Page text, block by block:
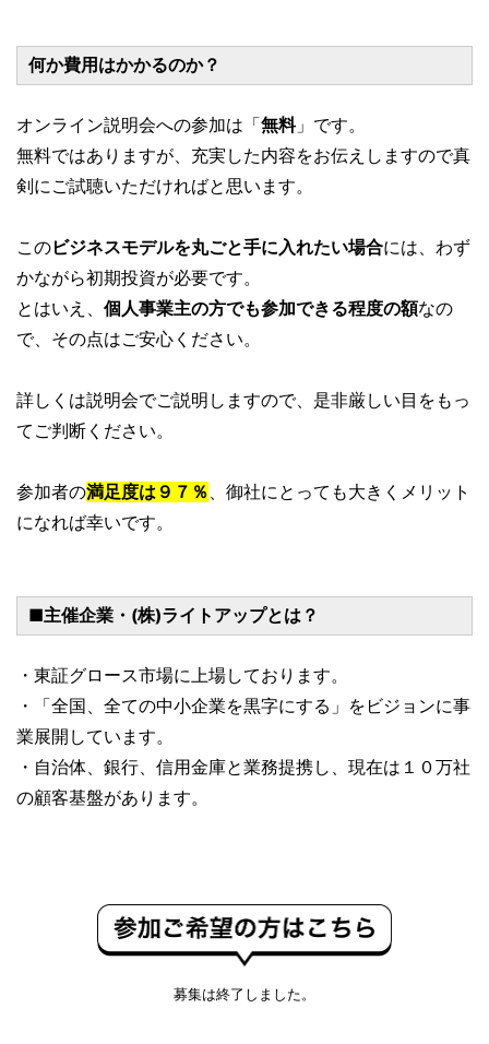
何か費用はかかるのか？
オンライン説明会への参加は「 無料」です。
無料ではありますが、充実した内容をお伝えしますので真
剣にご試聴いただければと思います。
このビジネスモデルを丸ごと手に入れたい場合には、わず
かながら初期投資が必要です。
とはいえ、 個人事業主の方でも参加できる程度の額なの
で、その点はご安心ください。
詳しくは説明会でご説明しますので、是非厳しい目をもっ
てご判断ください。
参加者の満足度は９７％ 、御社にとっても大きくメリット
になれば幸いです。
■主催企業・(株)ライトアップとは？
・東証グロース市場に上場しております。
・「全国、全ての中小企業を黒字にする」をビジョンに事
業展開しています。
・自治体、銀行、信用金庫と業務提携し、現在は１０万社
の顧客基盤があります。
募集は終了しました。